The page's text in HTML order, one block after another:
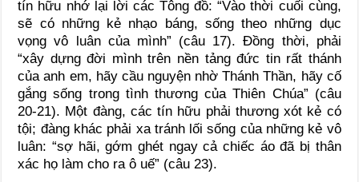
tín hữu nhớ lại lời các Tông đồ: “Vào thời cuối cùng,
sẽ có những kẻ nhạo báng, sống theo những dục
vọng vô luân của mình” (câu 17). Đồng thời, phải
“xây dựng đời mình trên nền tảng đức tin rất thánh
của anh em, hãy cầu nguyện nhờ Thánh Thần, hãy cố
gắng sống trong tình thương của Thiên Chúa” (câu
20-21). Một đàng, các tín hữu phải thương xót kẻ có
tội; đàng khác phải xa tránh lối sống của những kẻ vô
luân: “sợ hãi, gớm ghét ngay cả chiếc áo đã bị thân
xác họ làm cho ra ô uế” (câu 23).